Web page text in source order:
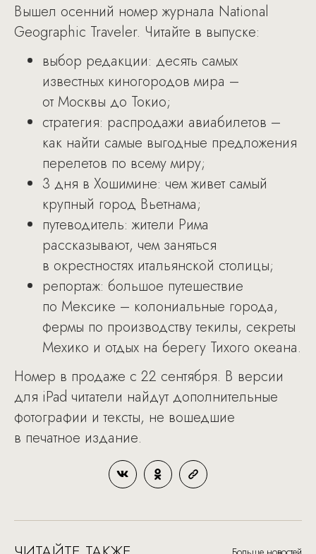
Вышел осенний номер журнала National
Geographic Traveler. Читайте в выпуске:
выбор редакции: десять самых
известных киногородов мира –
от Москвы до Токио;
стратегия: распродажи авиабилетов –
как найти самые выгодные предложения
перелетов по всему миру;
3 дня в Хошимине: чем живет самый
крупный город Вьетнама;
путеводитель: жители Рима
рассказывают, чем заняться
в окрестностях итальянской столицы;
репортаж: большое путешествие
по Мексике – колониальные города,
фермы по производству текилы, секреты
Мехико и отдых на берегу Тихого океана.
Номер в продаже с 22 сентября. В версии
для iPad читатели найдут дополнительные
фотографии и тексты, не вошедшие
в печатное издание.